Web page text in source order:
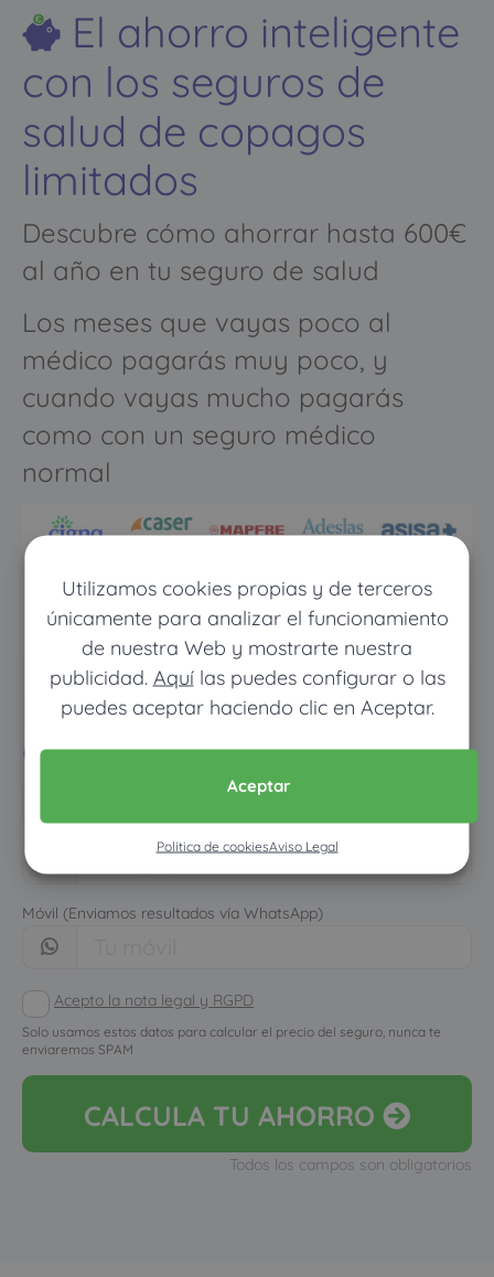
Utilizamos cookies propias y de terceros
únicamente para analizar el funcionamiento
de nuestra Web y mostrarte nuestra
publicidad. Aquílas puedes configurar o las
puedes aceptar haciendo clic en Aceptar.
Aceptar
Política de cookiesAviso Legal
El ahorro inteligente
con los seguros de
salud de copagos
limitados
Descubre cómo ahorrar hasta 600€
al año en tu seguro de salud
Los meses que vayas poco al
médico pagarás muy poco, y
cuando vayas mucho pagarás
como con un seguro médico
normal
Pon tus datos y descubre
cuánto dinero ahorrarías
Móvil (Enviamos resultados vía WhatsApp)
Acepto la nota legal y RGPD
Solo usamos estos datos para calcular el precio del seguro, nunca te
enviaremos SPAM
CALCULA TU AHORRO
Todos los campos son obligatorios